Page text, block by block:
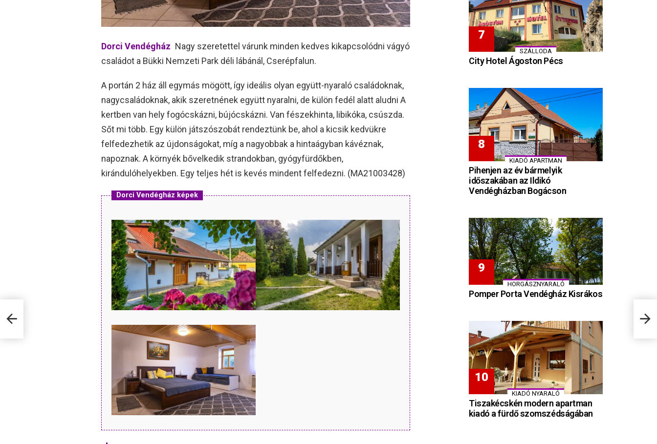
Dorci Vendégház Nagy szeretettel várunk minden kedves kikapcsolódni vágyó
családot a Bükki Nemzeti Park déli lábánál, Cserépfalun.
A portán 2 ház áll egymás mögött, így ideális olyan együtt-nyaraló családoknak,
nagycsaládoknak, akik szeretnének együtt nyaralni, de külön fedél alatt aludni A
kertben van hely fogócskázni, bújócskázni. Van fészekhinta, libikóka, csúszda.
Sőt mi több. Egy külön játszószobát rendeztünk be, ahol a kicsik kedvükre
felfedezhetik az újdonságokat, míg a nagyobbak a hintaágyban kávéznak,
napoznak. A környék bővelkedik strandokban, gyógyfürdőkben,
kirándulóhelyekben. Egy teljes hét is kevés mindent felfedezni. (MA21003428)
Dorci Vendégház képek
3
SZÁLLODA
City Hotel Ágoston Pécs
KIADÓ APARTMAN
Pihenjen az év bármelyik
időszakában az Ildikó
Vendégházban Bogácson
HORGÁSZNYARALÓ
Pomper Porta Vendégház Kisrákos
KIADÓ NYARALÓ
Tiszakécskén modern apartman
kiadó a fürdő szomszédságában